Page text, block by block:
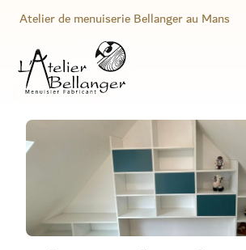
Atelier de menuiserie Bellanger au Mans
Menuisier Atelier Bellanger